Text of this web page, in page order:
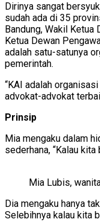
Dirinya sangat
sudah ada di 35
Bandung, Wakil Ketua
Ketua Dewan
adalah satu-satunya
pemerintah.
“KAI adalah
advokat-advokat
Prinsip
Mia mengaku dalam
sederhana, “Kalau
Mia Lubis,
Dia mengaku hanya
Selebihnya kalau kita